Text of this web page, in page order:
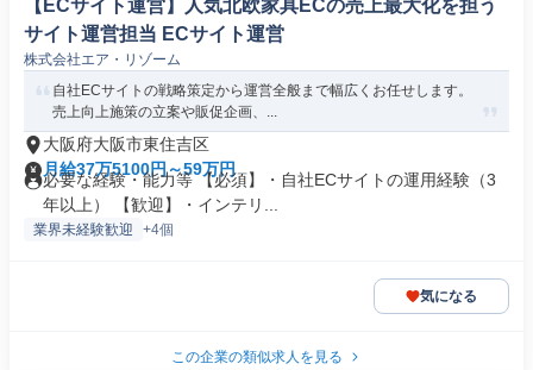
【ECサイト運営】人気北欧家具ECの売上最大化を担う
サイト運営担当 ECサイト運営
株式会社エア・リゾーム
自社ECサイトの戦略策定から運営全般まで幅広くお任せします。
売上向上施策の立案や販促企画、...
大阪府大阪市東住吉区
月給37万5100円～59万円
必要な経験・能力等 【必須】・自社ECサイトの運用経験（3
年以上） 【歓迎】・インテリ...
業界未経験歓迎 +4個
気になる
この企業の類似求人を見る